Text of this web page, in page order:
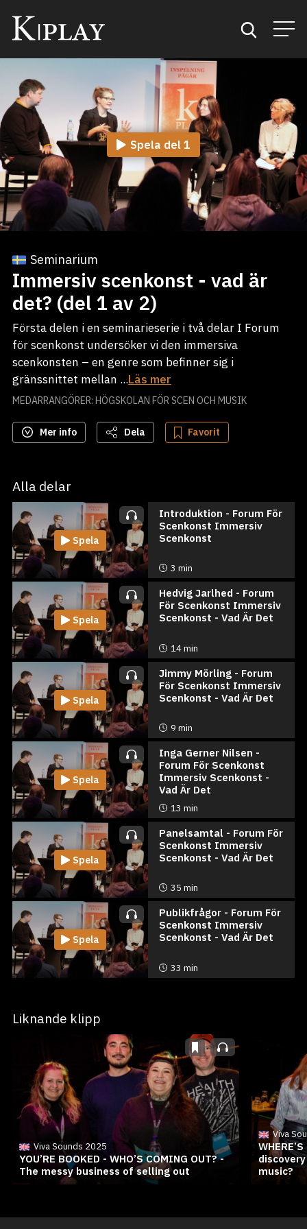
Start
Sök
Kategorier
Mina favoriter
Spela del 1
Seminarium
Immersiv scenkonst - vad är
det? (del 1 av 2)
Första delen i en seminarieserie i två delar I Forum
för scenkonst undersöker vi den immersiva
scenkonsten – en genre som befinner sig i
gränssnittet mellan ...Läs mer
MEDARRANGÖRER: HÖGSKOLAN FÖR SCEN OCH MUSIK
Mer info Dela Favorit
Alla delar
Spela
Introduktion - Forum För
Scenkonst Immersiv
Scenkonst
3 min
Spela
Hedvig Jarlhed - Forum
För Scenkonst Immersiv
Scenkonst - Vad Är Det
14 min
Spela
Jimmy Mörling - Forum
För Scenkonst Immersiv
Scenkonst - Vad Är Det
9 min
Spela
Inga Gerner Nilsen -
Forum För Scenkonst
Immersiv Scenkonst -
Vad Är Det
13 min
Spela
Panelsamtal - Forum För
Scenkonst Immersiv
Scenkonst - Vad Är Det
35 min
Spela
Publikfrågor - Forum För
Scenkonst Immersiv
Scenkonst - Vad Är Det
33 min
Liknande klipp
Viva Sounds 2025
YOU’RE BOOKED - WHO’S COMING OUT? -
The messy business of selling out
Viva
music?